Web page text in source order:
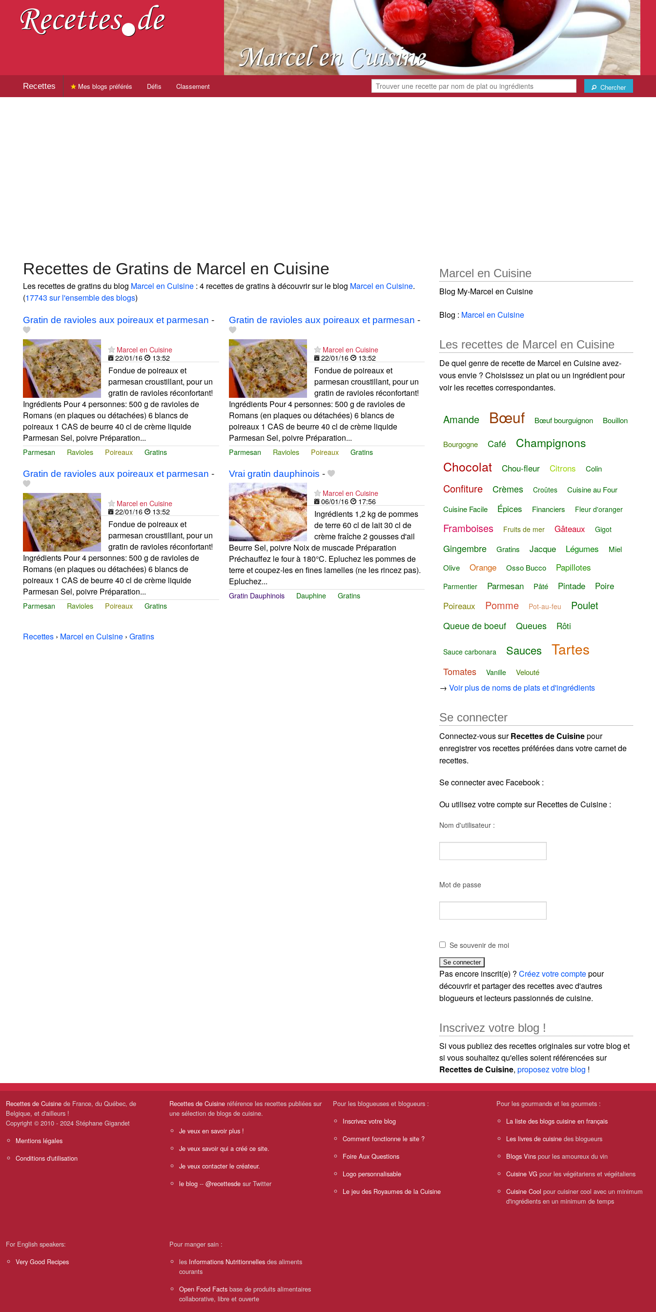
Recettes Chercher
Mes blogs préférés Défis Classement
Recettes de Gratins de Marcel en Cuisine
Les recettes de gratins du blog Marcel en Cuisine : 4 recettes de gratins à découvrir sur le blog Marcel en Cuisine.
(17743 sur l'ensemble des blogs)
Gratin de ravioles aux poireaux et parmesan -
Marcel en Cuisine
22/01/16
13:52
Fondue de poireaux et
parmesan croustillant, pour un
gratin de ravioles réconfortant!
Ingrédients Pour 4 personnes: 500 g de ravioles de
Romans (en plaques ou détachées) 6 blancs de
poireaux 1 CAS de beurre 40 cl de crème liquide
Parmesan Sel, poivre Préparation...
Parmesan Ravioles Poireaux Gratins
Gratin de ravioles aux poireaux et parmesan -
Marcel en Cuisine
22/01/16
13:52
Fondue de poireaux et
parmesan croustillant, pour un
gratin de ravioles réconfortant!
Ingrédients Pour 4 personnes: 500 g de ravioles de
Romans (en plaques ou détachées) 6 blancs de
poireaux 1 CAS de beurre 40 cl de crème liquide
Parmesan Sel, poivre Préparation...
Parmesan Ravioles Poireaux Gratins
Gratin de ravioles aux poireaux et parmesan -
Marcel en Cuisine
22/01/16
13:52
Fondue de poireaux et
parmesan croustillant, pour un
gratin de ravioles réconfortant!
Ingrédients Pour 4 personnes: 500 g de ravioles de
Romans (en plaques ou détachées) 6 blancs de
poireaux 1 CAS de beurre 40 cl de crème liquide
Parmesan Sel, poivre Préparation...
Parmesan Ravioles Poireaux Gratins
Vrai gratin dauphinois -
Marcel en Cuisine
06/01/16
17:56
Ingrédients 1,2 kg de pommes
de terre 60 cl de lait 30 cl de
crème fraîche 2 gousses d'ail
Beurre Sel, poivre Noix de muscade Préparation
Préchauffez le four à 180°C. Epluchez les pommes de
terre et coupez-les en fines lamelles (ne les rincez pas).
Epluchez...
Gratin Dauphinois Dauphine Gratins
Recettes › Marcel en Cuisine › Gratins
Marcel en Cuisine
Blog My-Marcel en Cuisine
Blog : Marcel en Cuisine
Les recettes de Marcel en Cuisine
De quel genre de recette de Marcel en Cuisine avez-
vous envie ? Choisissez un plat ou un ingrédient pour
voir les recettes correspondantes.
Amande Bœuf Bœuf bourguignon Bouillon
Bourgogne Café Champignons
Chocolat Chou-fleur Citrons Colin
Confiture Crèmes Croûtes
Cuisine au Four
Cuisine Facile
Épices Financiers Fleur d'oranger
Framboises Fruits de mer Gâteaux Gigot
Gingembre Gratins Jacque Légumes
Miel
Olive
Orange Osso Bucco Papillotes
Parmentier Parmesan Pâté Pintade
Poire
Poireaux
Pomme Pot-au-feu Poulet
Queue de boeuf Queues Rôti
Sauce carbonara Sauces Tartes
Tomates Vanille Velouté
→Voir plus de noms de plats et d'ingrédients
Se connecter
Connectez-vous surRecettes de Cuisinepour
enregistrer vos recettes préférées dans votre carnet de
recettes.
Se connecter avec Facebook :
Ou utilisez votre compte sur Recettes de Cuisine :
Nom d'utilisateur :
Mot de passe
Se souvenir de moi
Pas encore inscrit(e) ?Créez votre comptepour
découvrir et partager des recettes avec d'autres
blogueurs et lecteurs passionnés de cuisine.
Inscrivez votre blog !
Si vous publiez des recettes originales sur votre blog et
si vous souhaitez qu'elles soient référencées sur
Recettes de Cuisine,proposez votre blog !
Recettes de Cuisine de France, du Québec, de
Belgique, et d'ailleurs !
Copyright © 2010 - 2024 Stéphane Gigandet
Mentions légales
Conditions d'utilisation
Recettes de Cuisine référence les recettes publiées sur
une sélection de blogs de cuisine.
Je veux en savoir plus !
Je veux savoir qui a créé ce site.
Je veux contacter le créateur.
le blog -- @recettesde sur Twitter
Pour les blogueuses et blogueurs :
Inscrivez votre blog
Comment fonctionne le site ?
Foire Aux Questions
Logo personnalisable
Le jeu des Royaumes de la Cuisine
Pour les gourmands et les gourmets :
La liste des blogs cuisine en français
Les livres de cuisine des blogueurs
Blogs Vins pour les amoureux du vin
Cuisine VG pour les végétariens et végétaliens
Cuisine Cool pour cuisiner cool avec un minimum
d'ingrédients en un minimum de temps
For English speakers:
Very Good Recipes
Pour manger sain :
les Informations Nutritionnelles des aliments
courants
Open Food Facts base de produits alimentaires
collaborative, libre et ouverte